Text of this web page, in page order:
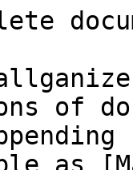
of